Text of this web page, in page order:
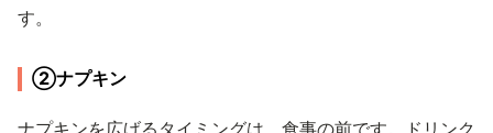
す。
②ナプキン
ナプキンを広げるタイミングは、食事の前です。ドリンク